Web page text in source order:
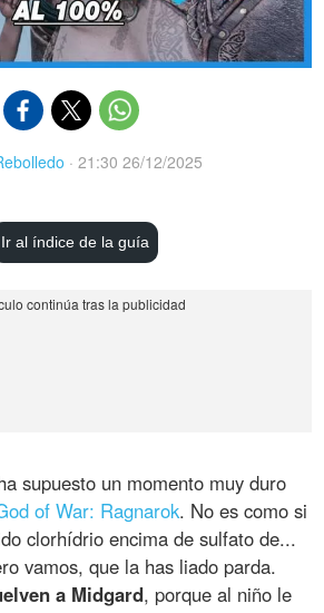
· 21:30 26/12/2025
Ir al índice de la guía
supuesto un momento muy duro
of War: Ragnarok. No es como si
clorhídrio encima de sulfato de...
vamos, que la has liado parda.
a Midgard, porque al niño le